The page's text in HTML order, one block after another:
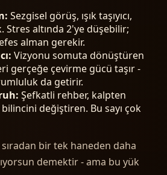
Sezgisel görüş, ışık taşıyıcı,
Stres altında 2'ye düşebilir;
alman gerekir.
Vizyonu somuta dönüştüren
gerçeğe çevirme gücü taşır -
da getirir.
Şefkatli rehber, kalpten
değiştiren. Bu sayı çok
bir tek haneden daha
demektir - ama bu yük